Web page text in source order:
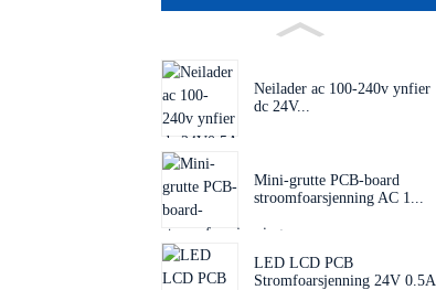
Neilader ac 100-240v ynfier
dc 24V...
Mini-grutte PCB-board
stroomfoarsjenning AC 1...
LED LCD PCB
Stromfoarsjenning 24V 0.5A